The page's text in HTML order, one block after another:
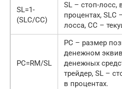
SL=1-
(SLC/CC)
SL – стоп-
процентах, SLC
лосса, CC –
PC=RM/SL
PC – размер
денежном
денежных
трейдер, SL –
в процентах.